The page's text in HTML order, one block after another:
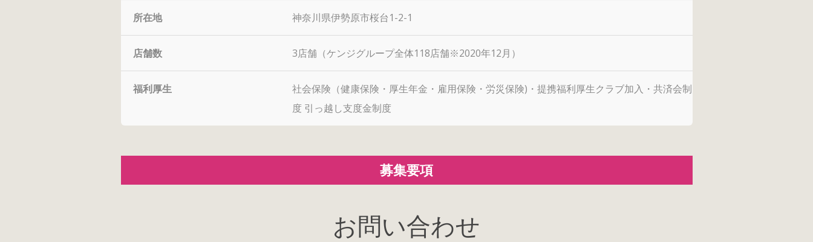
所在地 神奈川県伊勢原市桜台1-2-1
店舗数 3店舗（ケンジグループ全体118店舗※2020年12月）
福利厚生
社会保険（健康保険・厚生年金・雇用保険・労災保険)・提携福利厚生クラブ加入・共済会制
度 引っ越し支度金制度
募集要項
お問い合わせ